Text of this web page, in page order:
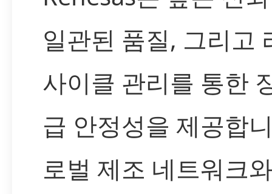
일관된 품질, 그리고
사이클 관리를 통한
급 안정성을 제공합
로벌 제조 네트워크